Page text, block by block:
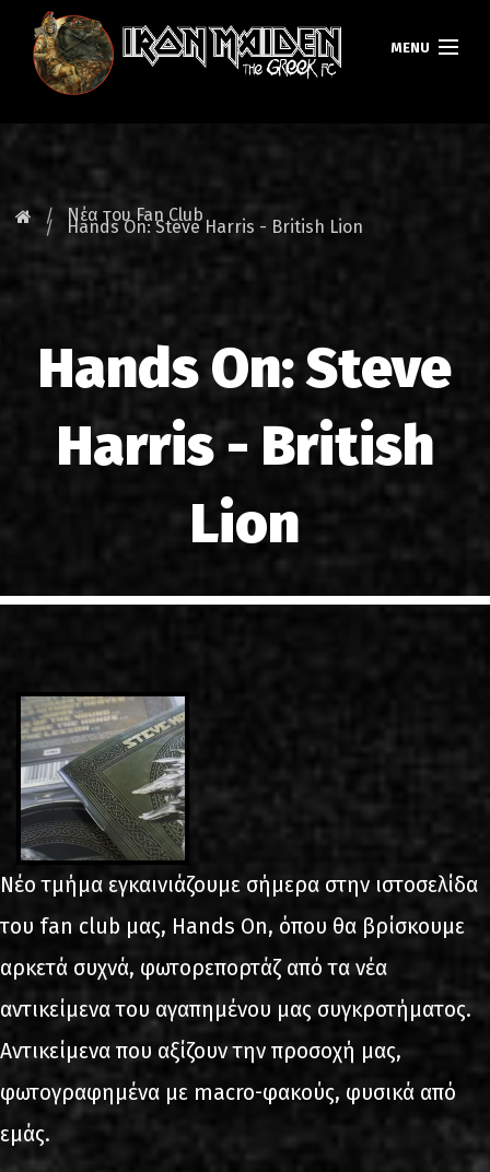
MENU
TOURS
GALLERY
LINKS
GR
Νέα του Fan Club
Hands On: Steve Harris - British Lion
Hands On: Steve
Harris - British
Lion
Νέο τμήμα εγκαινιάζουμε σήμερα στην ιστοσελίδα
του fan club μας, Hands On, όπου θα βρίσκουμε
αρκετά συχνά, φωτορεπορτάζ από τα νέα
αντικείμενα του αγαπημένου μας συγκροτήματος.
Αντικείμενα που αξίζουν την προσοχή μας,
φωτογραφημένα με macro-φακούς, φυσικά από
εμάς.